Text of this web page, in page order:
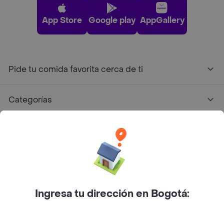
App Store Google play AppGallery
Pide tu comida favorita cerca de ti
Categorías
Facebook
Twitter
Instagram
Ingresa tu dirección en Bogotá: